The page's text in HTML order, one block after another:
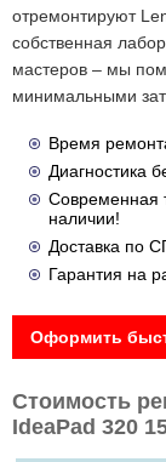
отремонтируют
собственная
мастеров – мы
минимальными
Время
Диагностика
Современная
наличии!
Доставка по
Гарантия на
Оформить
Стоимость
IdeaPad 320